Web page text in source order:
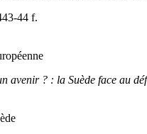
44 f.
avenir ? : la Suède face au